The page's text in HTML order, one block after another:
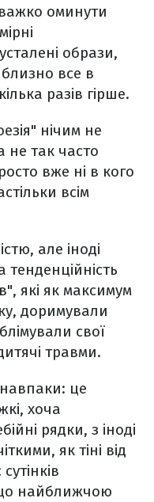
оминути
образи,
все в
разів гірше.
нічим не
не так часто
вже ні в кого
всім
але іноді
які як максимум
доримували
свої
травми.
це
хоча
рядки, з іноді
як тіні від
найближчою